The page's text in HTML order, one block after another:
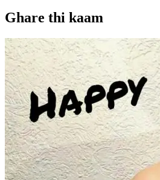
Ghare thi kaam